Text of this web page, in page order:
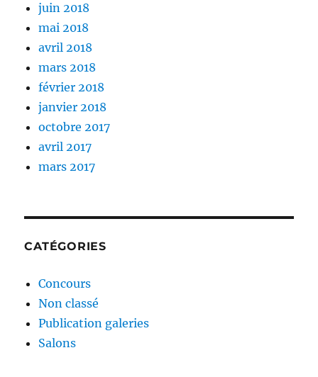
juin 2018
mai 2018
avril 2018
mars 2018
février 2018
janvier 2018
octobre 2017
avril 2017
mars 2017
CATÉGORIES
Concours
Non classé
Publication galeries
Salons